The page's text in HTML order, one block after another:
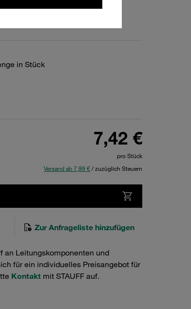
in Stück
7,42 €
pro Stück
Versand ab 7,99 €/ zuzüglich Steuern
Zur Anfrageliste hinzufügen
an Leitungskomponenten und
für ein individuelles Preisangebot für
Kontakt mit STAUFF auf.